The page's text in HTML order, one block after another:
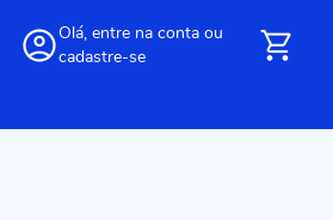
Olá, entre na conta ou
cadastre-se